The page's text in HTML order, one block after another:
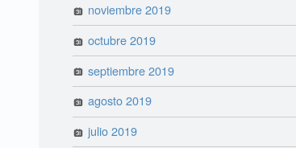
noviembre 2019
octubre 2019
septiembre 2019
agosto 2019
julio 2019